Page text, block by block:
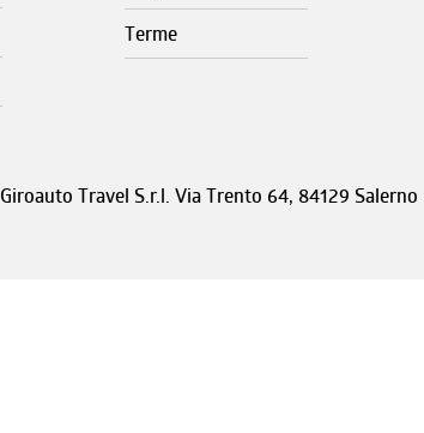
Terme
Giroauto Travel S.r.l. Via Trento 64, 84129